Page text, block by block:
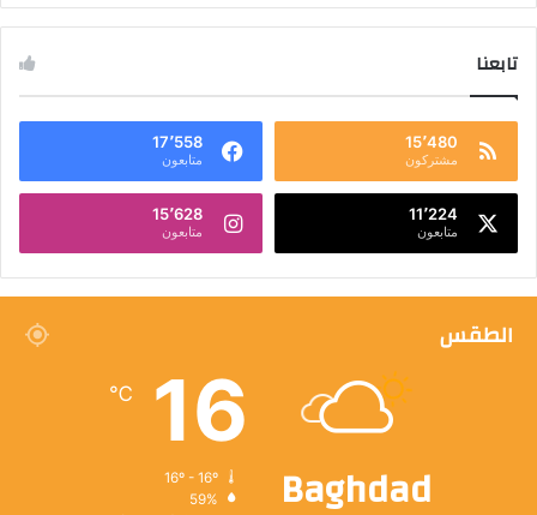
تابعنا
15٬480
مشتركون
17٬558
متابعون
11٬224
متابعون
15٬628
متابعون
الطقس
Baghdad
16
℃
59%